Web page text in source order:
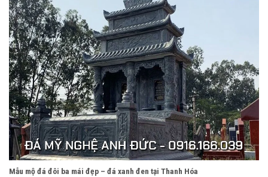
Mẫu mộ đá đôi ba mái đẹp – đá xanh đen tại Thanh Hóa